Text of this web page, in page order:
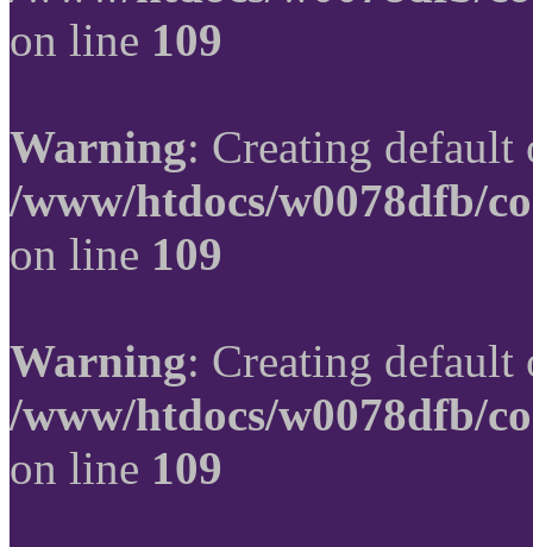
on line 109
Warning: Creating
/www/htdocs/w0078dfb/
on line 109
Warning: Creating
/www/htdocs/w0078dfb/
on line 109